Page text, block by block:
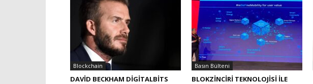
Blockchain
DAVID BECKHAM DIGITALBITS
Basın Bülteni
BLOKZINCIRI TEKNOLOJISI ILE